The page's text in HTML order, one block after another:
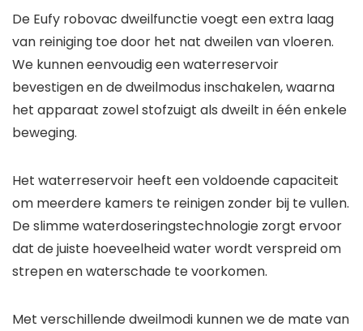
De Eufy robovac dweilfunctie voegt een extra laag
van reiniging toe door het nat dweilen van vloeren.
We kunnen eenvoudig een waterreservoir
bevestigen en de dweilmodus inschakelen, waarna
het apparaat zowel stofzuigt als dweilt in één enkele
beweging.
Het waterreservoir heeft een voldoende capaciteit
om meerdere kamers te reinigen zonder bij te vullen.
De slimme waterdoseringstechnologie zorgt ervoor
dat de juiste hoeveelheid water wordt verspreid om
strepen en waterschade te voorkomen.
Met verschillende dweilmodi kunnen we de mate van